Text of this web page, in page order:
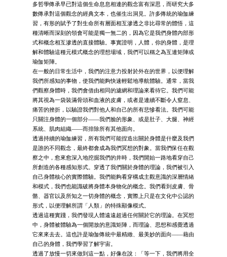
多哲學傳承早已對這個生命息息相連的觀念富有深思，而研究大多
數傳承對這個觀念的經典文本，也催生出洞見。許多傳統的瑜伽練
習，有形的賦予了對生命所有層面相互滲透之非比尋常的體悟，這
種清晰而深刻的領會可能是獨一無二的，因為它是我們身體內部形
式和概念相互滲透的直接體驗。事實證明，人體，你的身體，是理
解和體驗這種元模式概念的理想場域，我們可以稱之為互連矩陣或
瑜伽矩陣。
在一般的日常生活中，我們的注意力投射於外在的世界，以便理解
我們所感知的事物，使我們能夠快速輕鬆地導航體驗。通常，當我
們觀察身體時，我們會借由相同的濾網和理論來看待它。我們可能
將其視為一袋裝滿骨頭和血液的皮膚，或者是連續不斷令人窒息、
痛苦的挫折，以驗證我們對他人和自己的所有悲慘看法。我們可能
只關注身體的一個部分——我們臉的形象、或是肚子、大腿、神經
系統、肌肉組織——而排除所有其他面向。
透過持續的瑜伽練習，所有我們可能捏造出關於身體是什麼及我們
是誰的不同觀念，最終都會成為我們冥想的對象。當我們保任在觀
察之中，愈來愈深入地挖掘我們的井時，我們開始一路地看穿自己
所創造的各種感知形式。穿透了我們關於身體的理論，我們被引入
自己身體核心的實際體驗。我們能夠看穿構成主觀意識的深層情緒
和模式，我們也能識破將身體本身物化的概念。我們看到皮膚、骨
骼、器官以及所知之一切身體的概念，實際上只是在文化中公認的
形式，以便理解所謂「人類」的特殊顯像模式。
透過這種實踐，我們發現人體遠遠超過任何關於它的理論。在冥想
中，身體被體驗為一個開放的意識矩陣，而理論、思想和感覺透過
它來來去去。這也許是瑜伽傳統中最精緻、最美妙的面向——藉由
自己的身體，我們學習了解宇宙。
透過了放慢一切來做到這一點，好像在說：「等一下，我們將用全